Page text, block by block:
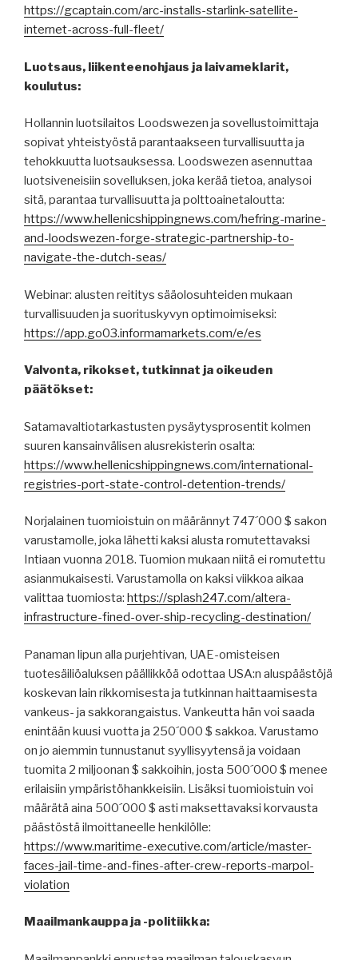
https://gcaptain.com/arc-installs-starlink-satellite-
internet-across-full-fleet/
Luotsaus, liikenteenohjaus ja laivameklarit,
koulutus:
Hollannin luotsilaitos Loodswezen ja sovellustoimittaja
sopivat yhteistyöstä parantaakseen turvallisuutta ja
tehokkuutta luotsauksessa. Loodswezen asennuttaa
luotsiveneisiin sovelluksen, joka kerää tietoa, analysoi
sitä, parantaa turvallisuutta ja polttoainetaloutta:
https://www.hellenicshippingnews.com/hefring-marine-
and-loodswezen-forge-strategic-partnership-to-
navigate-the-dutch-seas/
Webinar: alusten reititys sääolosuhteiden mukaan
turvallisuuden ja suorituskyvyn optimoimiseksi:
https://app.go03.informamarkets.com/e/es
Valvonta, rikokset, tutkinnat ja oikeuden
päätökset:
Satamavaltiotarkastusten pysäytysprosentit kolmen
suuren kansainvälisen alusrekisterin osalta:
https://www.hellenicshippingnews.com/international-
registries-port-state-control-detention-trends/
Norjalainen tuomioistuin on määrännyt 747´000 $ sakon
varustamolle, joka lähetti kaksi alusta romutettavaksi
Intiaan vuonna 2018. Tuomion mukaan niitä ei romutettu
asianmukaisesti. Varustamolla on kaksi viikkoa aikaa
valittaa tuomiosta: https://splash247.com/altera-
infrastructure-fined-over-ship-recycling-destination/
Panaman lipun alla purjehtivan, UAE-omisteisen
tuotesäiliöaluksen päällikköä odottaa USA:n aluspäästöjä
koskevan lain rikkomisesta ja tutkinnan haittaamisesta
vankeus- ja sakkorangaistus. Vankeutta hän voi saada
enintään kuusi vuotta ja 250´000 $ sakkoa. Varustamo
on jo aiemmin tunnustanut syyllisyytensä ja voidaan
tuomita 2 miljoonan $ sakkoihin, josta 500´000 $ menee
erilaisiin ympäristöhankkeisiin. Lisäksi tuomioistuin voi
määrätä aina 500´000 $ asti maksettavaksi korvausta
päästöstä ilmoittaneelle henkilölle:
https://www.maritime-executive.com/article/master-
faces-jail-time-and-fines-after-crew-reports-marpol-
violation
Maailmankauppa ja -politiikka: